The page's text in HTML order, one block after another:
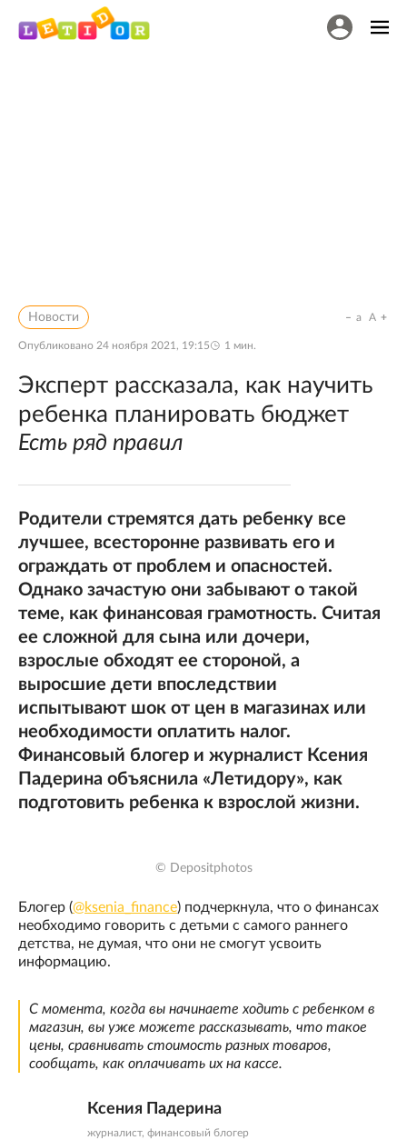
Новости
Опубликовано 24 ноября 2021, 19:15 1 мин.
a A
Эксперт рассказала, как научить
ребенка планировать бюджет
Есть ряд правил
Родители стремятся дать ребенку все
лучшее, всесторонне развивать его и
ограждать от проблем и опасностей.
Однако зачастую они забывают о такой
теме, как финансовая грамотность. Считая
ее сложной для сына или дочери,
взрослые обходят ее стороной, а
выросшие дети впоследствии
испытывают шок от цен в магазинах или
необходимости оплатить налог.
Финансовый блогер и журналист Ксения
Падерина объяснила «Летидору», как
подготовить ребенка к взрослой жизни.
© Depositphotos
Блогер (@ksenia_finance) подчеркнула, что о финансах
необходимо говорить с детьми с самого раннего
детства, не думая, что они не смогут усвоить
информацию.
С момента, когда вы начинаете ходить с ребенком в
магазин, вы уже можете рассказывать, что такое
цены, сравнивать стоимость разных товаров,
сообщать, как оплачивать их на кассе.
Ксения Падерина
журналист, финансовый блогер